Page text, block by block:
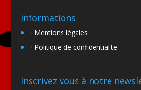
informations
Mentions légales
Politique de confidentialité
Inscrivez vous à notre